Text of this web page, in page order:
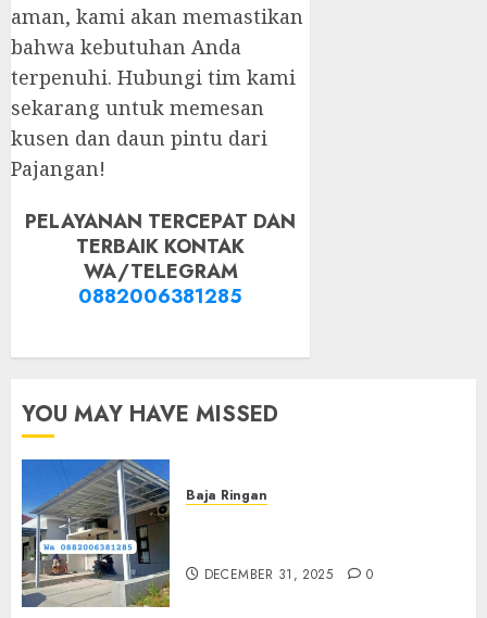
aman, kami akan memastikan
bahwa kebutuhan Anda
terpenuhi. Hubungi tim kami
sekarang untuk memesan
kusen dan daun pintu dari
Pajangan!
PELAYANAN TERCEPAT DAN
TERBAIK KONTAK
WA/TELEGRAM
0882006381285
YOU MAY HAVE MISSED
Baja Ringan
DECEMBER 31, 2025 0